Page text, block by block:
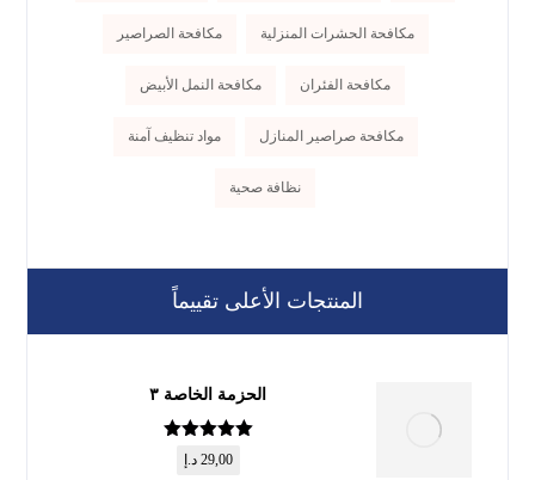
مكافحة الحشرات المنزلية مكافحة الصراصير
مكافحة الفئران مكافحة النمل الأبيض
مكافحة صراصير المنازل مواد تنظيف آمنة
نظافة صحية
المنتجات الأعلى تقييماً
الحزمة الخاصة ٣
تم التقييم
من 5
29,00 د.إ